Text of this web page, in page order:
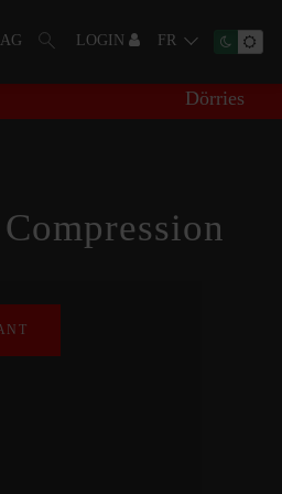
LOGIN FR
Dörries